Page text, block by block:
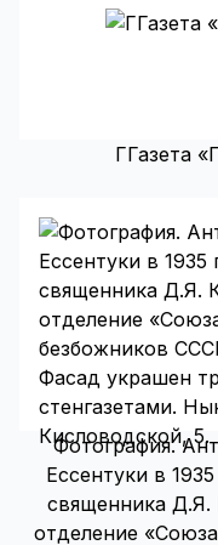
ГГазета
Фотография.
Ессентуки в
священника Д.Я.
отделение